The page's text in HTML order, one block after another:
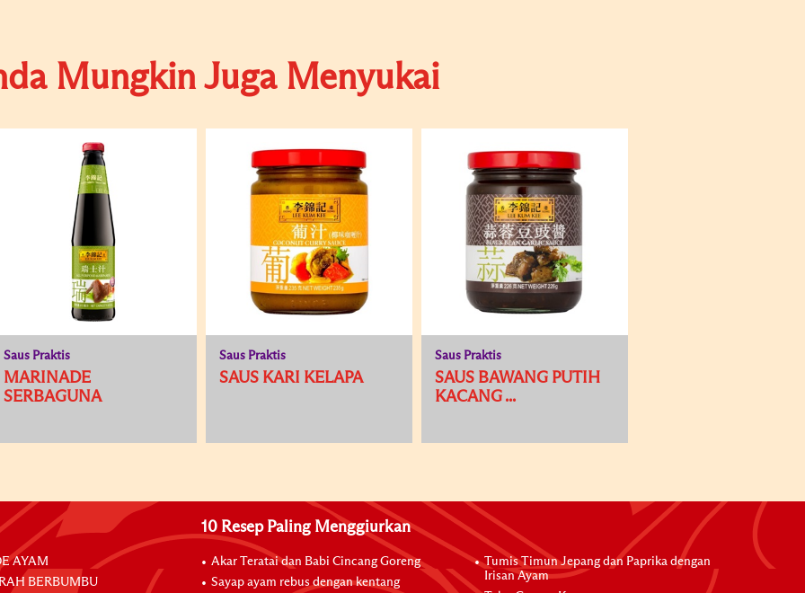
Mungkin Juga Menyukai
Saus Praktis
MARINADE
SERBAGUNA
Saus Praktis
SAUS KARI KELAPA
Saus Praktis
SAUS BAWANG PUTIH
KACANG ...
AYAM
BERBUMBU
10 Resep Paling Menggiurkan
Akar Teratai dan Babi Cincang Goreng
Sayap ayam rebus dengan kentang
Tumis Timun Jepang dan Paprika dengan
Irisan Ayam